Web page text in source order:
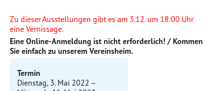
Zu dieser Ausstellungen gibt es am 3.12. um 18:00 Uhr
eine Vernissage.
Eine Online-Anmeldung ist nicht erforderlich! / Kommen
Sie einfach zu unserem Vereinsheim.
Termin
Dienstag, 3. Mai 2022 –